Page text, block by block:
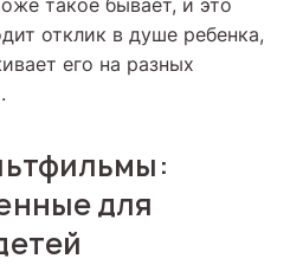
отклик в душе ребенка,
его на разных
для